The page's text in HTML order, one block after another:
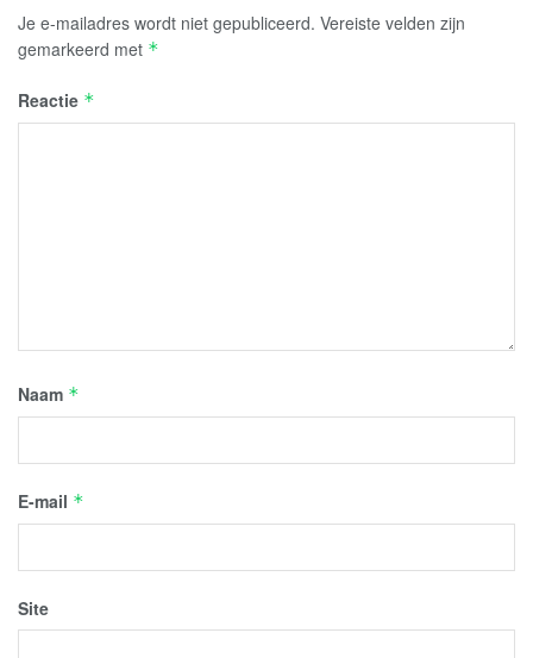
Je e-mailadres wordt niet gepubliceerd. Vereiste velden zijn
gemarkeerd met *
Reactie *
Naam *
E-mail *
Site